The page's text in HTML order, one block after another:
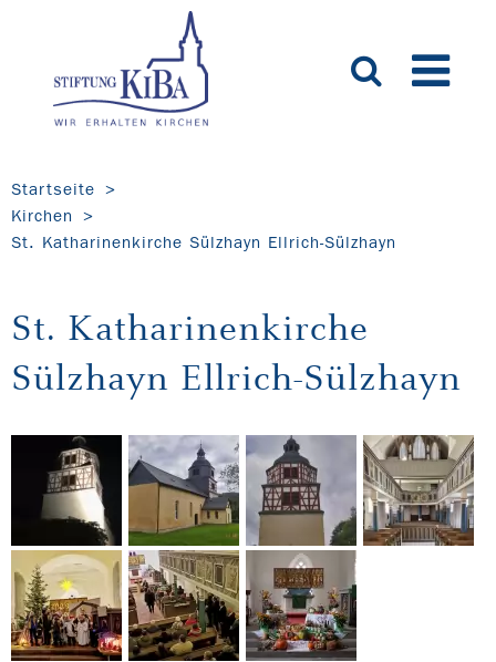
Startseite
Kirchen
St. Katharinenkirche Sülzhayn Ellrich-Sülzhayn
St. Katharinenkirche
Sülzhayn Ellrich-Sülzhayn